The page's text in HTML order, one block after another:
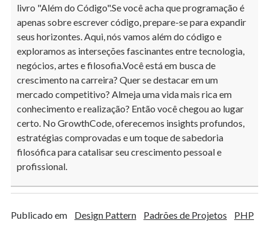
livro "Além do Código".Se você acha que programação é
apenas sobre escrever código, prepare-se para expandir
seus horizontes. Aqui, nós vamos além do código e
exploramos as interseções fascinantes entre tecnologia,
negócios, artes e filosofia.Você está em busca de
crescimento na carreira? Quer se destacar em um
mercado competitivo? Almeja uma vida mais rica em
conhecimento e realização? Então você chegou ao lugar
certo. No GrowthCode, oferecemos insights profundos,
estratégias comprovadas e um toque de sabedoria
filosófica para catalisar seu crescimento pessoal e
profissional.
Publicado em Design Pattern Padrões de Projetos PHP